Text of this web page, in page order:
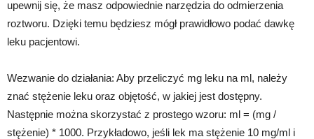
upewnij się, że masz odpowiednie narzędzia do odmierzenia
roztworu. Dzięki temu będziesz mógł prawidłowo podać dawkę
leku pacjentowi.
Wezwanie do działania: Aby przeliczyć mg leku na ml, należy
znać stężenie leku oraz objętość, w jakiej jest dostępny.
Następnie można skorzystać z prostego wzoru: ml = (mg /
stężenie) * 1000. Przykładowo, jeśli lek ma stężenie 10 mg/ml i